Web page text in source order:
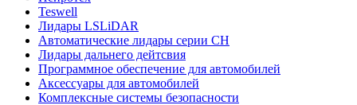
Teswell
Лидары LSLiDAR
Автоматические лидары серии CH
Лидары дальнего дейтсвия
Программное обеспечение для автомобилей
Аксессуары для автомобилей
Комплексные системы безопасности